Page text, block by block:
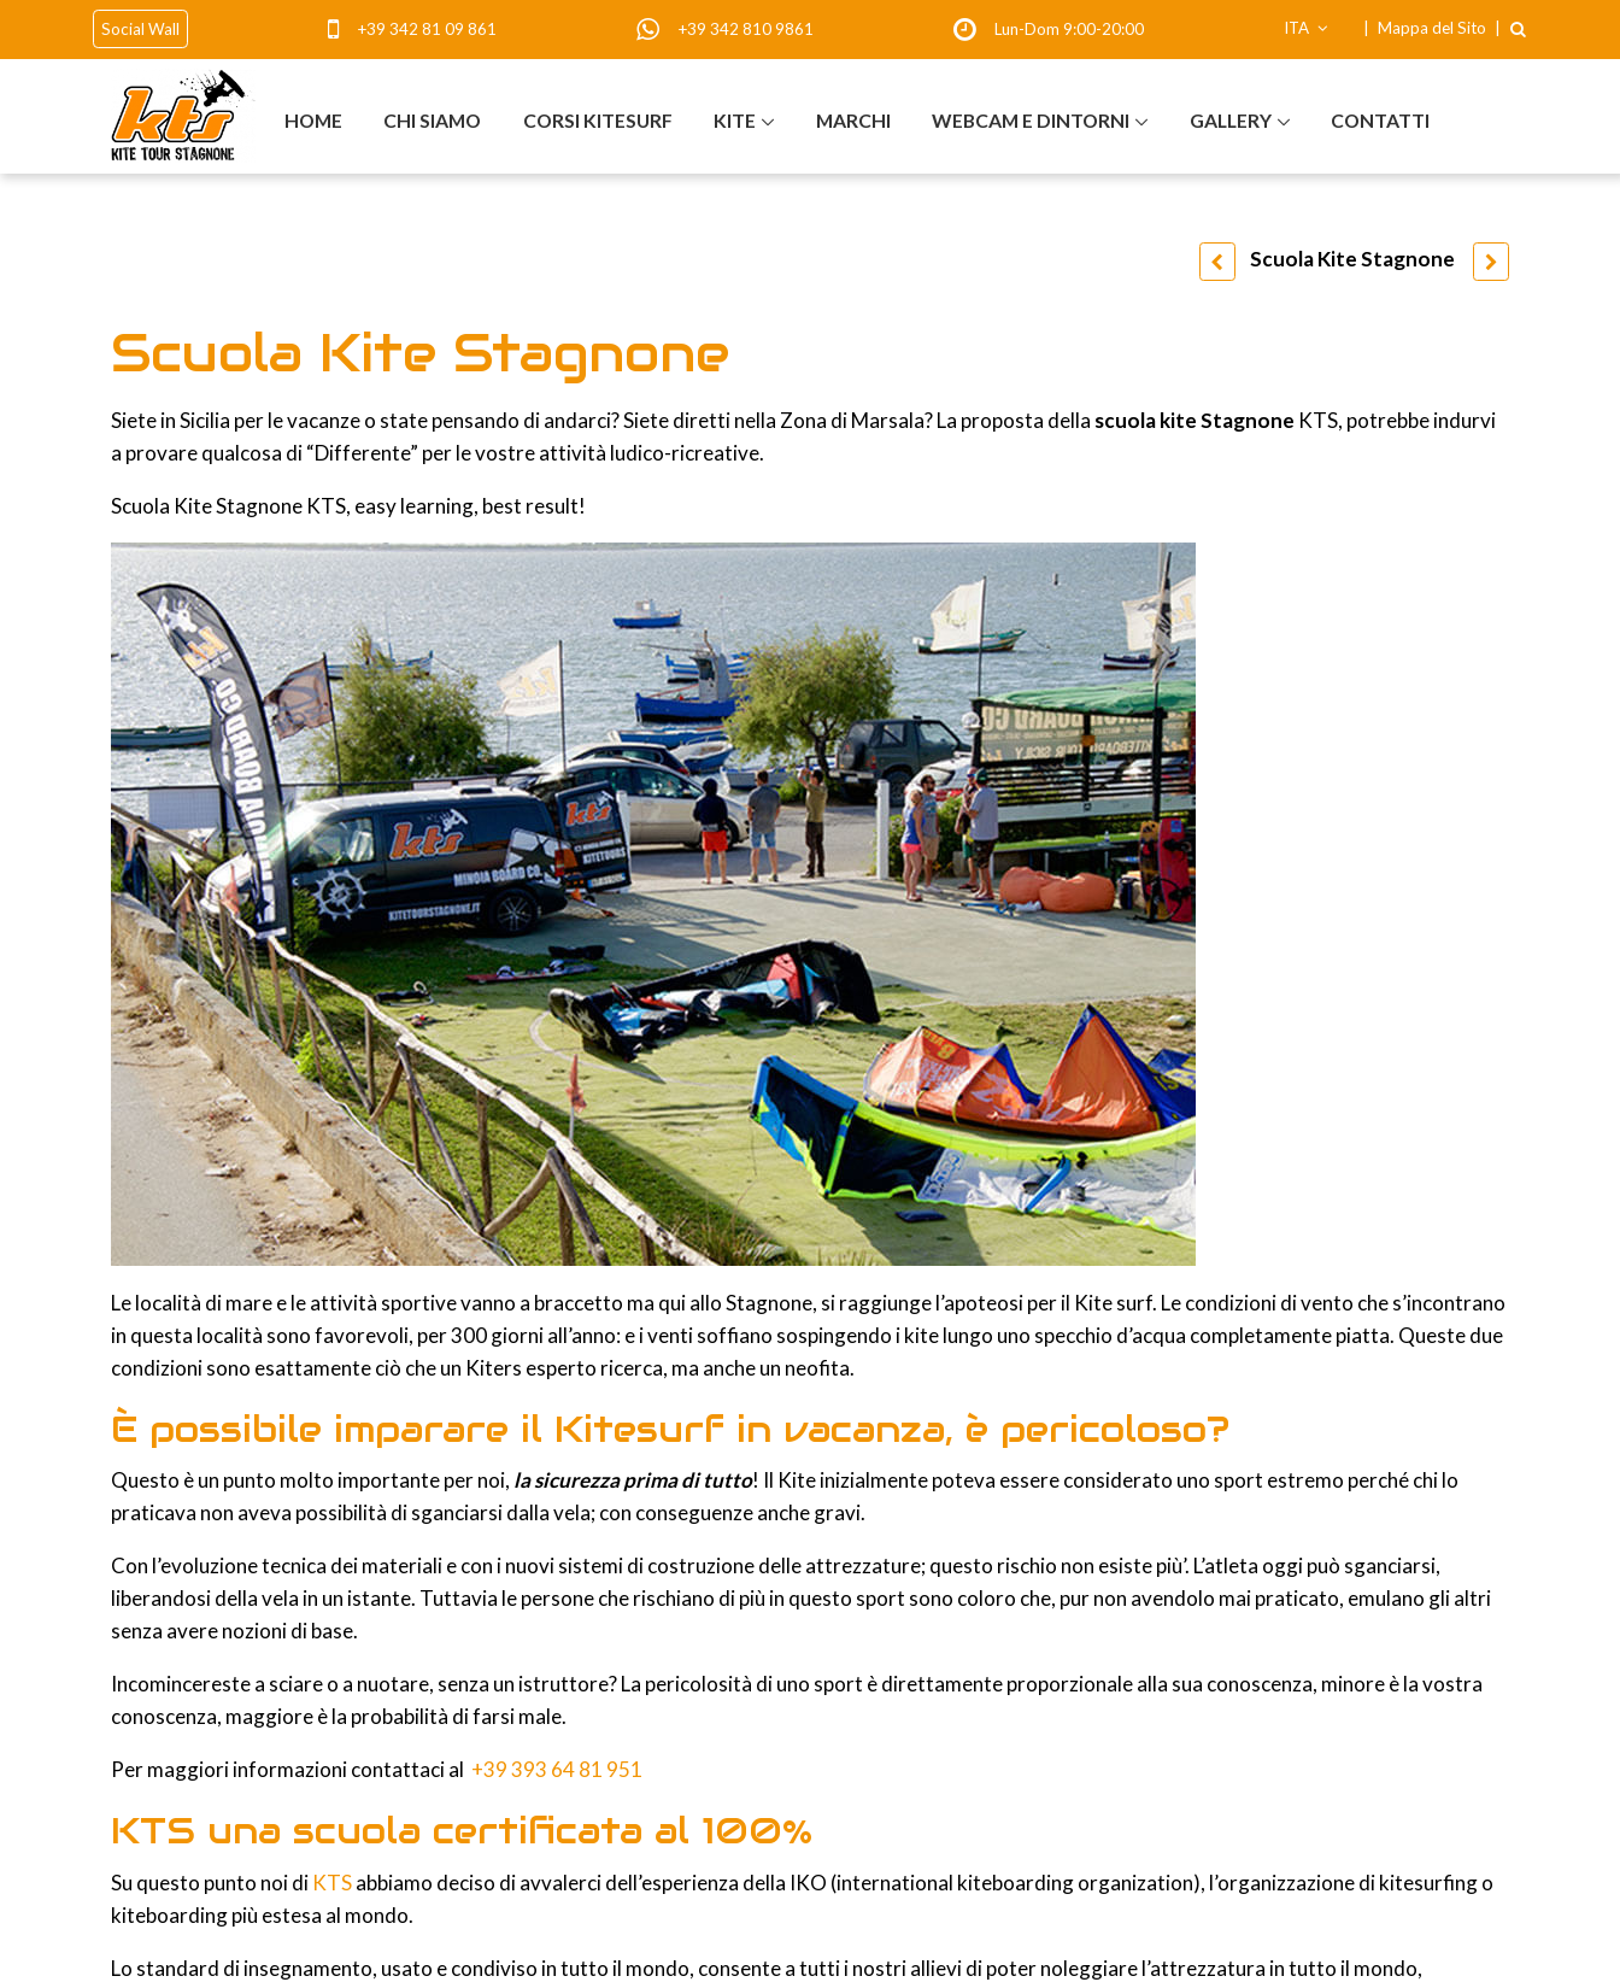
Social Wall +39 342 81 09 861 +39 342 810 9861 Lun-Dom 9:00-20:00 ITA Mappa del Sito
HOME CHI SIAMO CORSI KITESURF KITE MARCHI WEBCAM E DINTORNI GALLERY CONTATTI
Scuola Kite Stagnone
Scuola Kite Stagnone
Siete in Sicilia per le vacanze o state pensando di andarci? Siete diretti nella Zona di Marsala? La proposta della scuola kite Stagnone KTS, potrebbe indurvi
a provare qualcosa di “Differente” per le vostre attività ludico-ricreative.
Scuola Kite Stagnone KTS, easy learning, best result!
Le località di mare e le attività sportive vanno a braccetto ma qui allo Stagnone, si raggiunge l’apoteosi per il Kite surf. Le condizioni di vento che s’incontrano
in questa località sono favorevoli, per 300 giorni all’anno: e i venti soffiano sospingendo i kite lungo uno specchio d’acqua completamente piatta. Queste due
condizioni sono esattamente ciò che un Kiters esperto ricerca, ma anche un neofita.
È possibile imparare il Kitesurf in vacanza, è pericoloso?
Questo è un punto molto importante per noi, la sicurezza prima di tutto! Il Kite inizialmente poteva essere considerato uno sport estremo perché chi lo
praticava non aveva possibilità di sganciarsi dalla vela; con conseguenze anche gravi.
Con l’evoluzione tecnica dei materiali e con i nuovi sistemi di costruzione delle attrezzature; questo rischio non esiste più’. L’atleta oggi può sganciarsi,
liberandosi della vela in un istante. Tuttavia le persone che rischiano di più in questo sport sono coloro che, pur non avendolo mai praticato, emulano gli altri
senza avere nozioni di base.
Incomincereste a sciare o a nuotare, senza un istruttore? La pericolosità di uno sport è direttamente proporzionale alla sua conoscenza, minore è la vostra
conoscenza, maggiore è la probabilità di farsi male.
Per maggiori informazioni contattaci al +39 393 64 81 951
KTS una scuola certificata al 100%
Su questo punto noi di KTSabbiamo deciso di avvalerci dell’esperienza della IKO (international kiteboarding organization), l’organizzazione di kitesurfing o
kiteboarding più estesa al mondo.
Lo standard di insegnamento, usato e condiviso in tutto il mondo, consente a tutti i nostri allievi di poter noleggiare l’attrezzatura in tutto il mondo,